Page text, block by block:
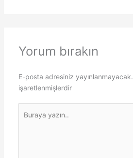
Yorum bırakın
E-posta adresiniz yayınlanmayacak.
işaretlenmişlerdir
yazın..